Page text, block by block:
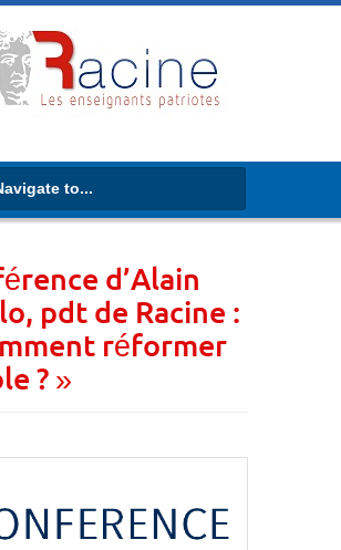
to...
d’Alain
pdt de Racine :
réformer
? »